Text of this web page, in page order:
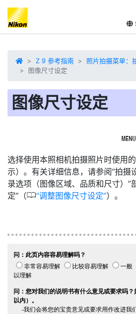
Z 9 参考指南
照片拍摄菜单：
图像尺寸设定
图像尺寸设定
G
选择使用本照相机拍摄照片时使用
示）。有关详细信息，请参阅“拍摄
录选项（图像区域、品质和尺寸）”
定”（0 调整图像尺寸设定 ）。